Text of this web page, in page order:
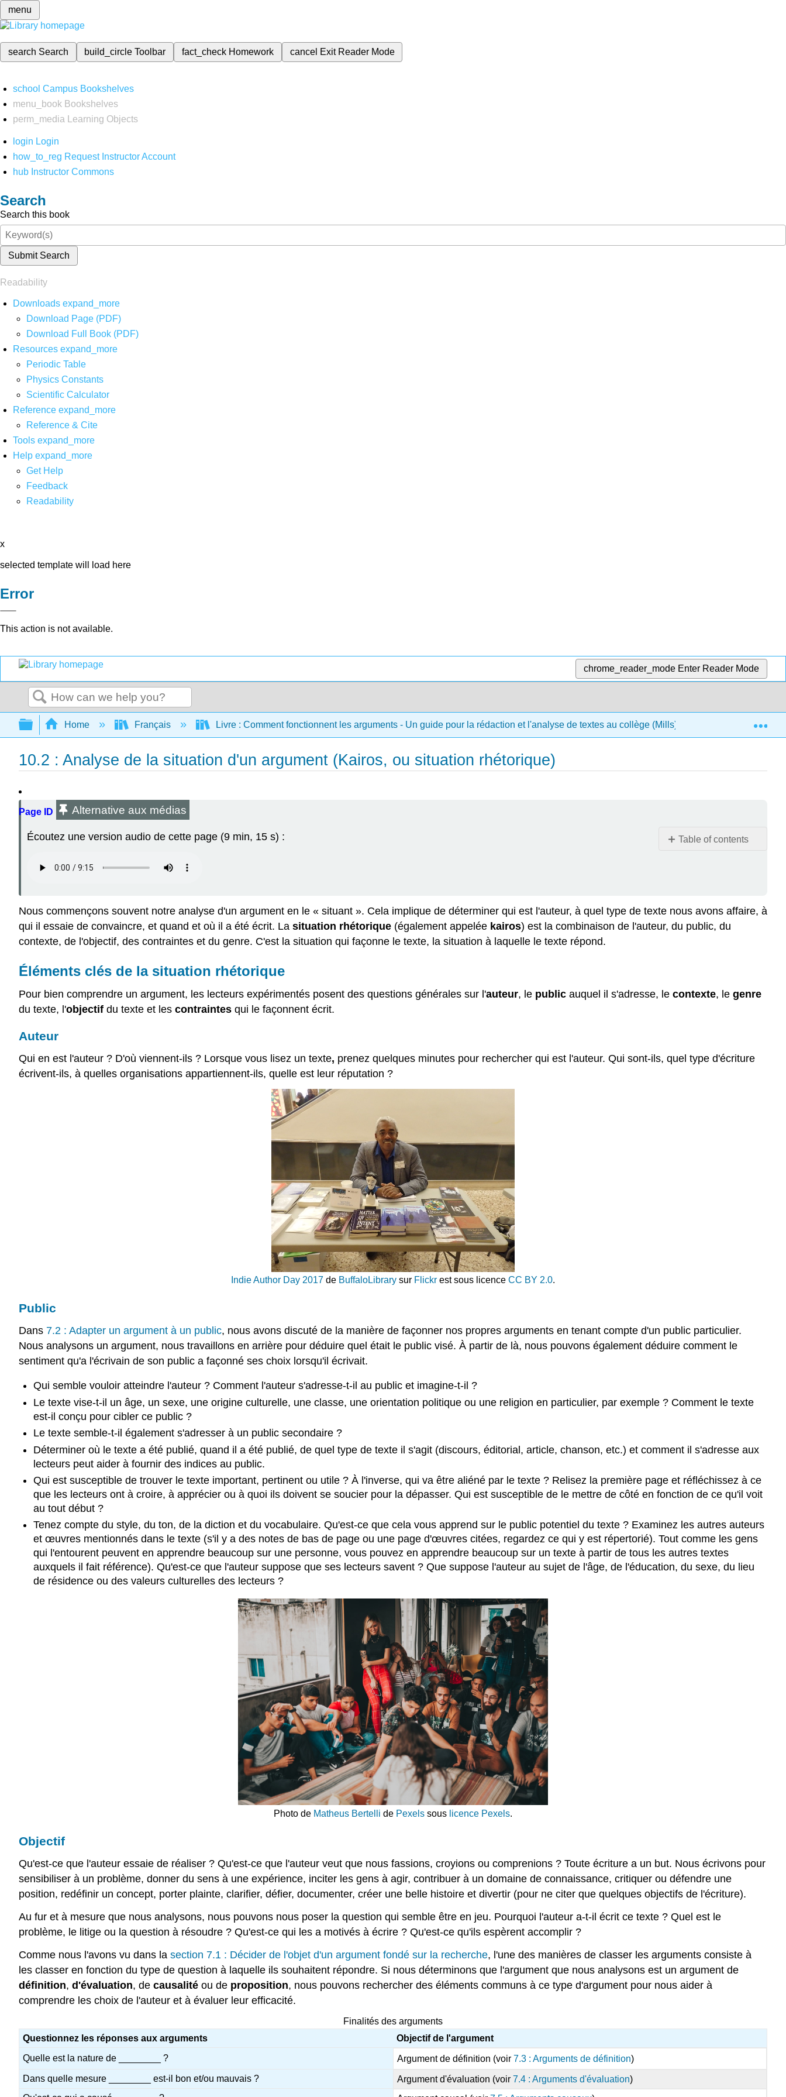
menu
search Search build_circleToolbar fact_check Homework cancel Exit Reader Mode
school Campus Bookshelves
menu_book Bookshelves
perm_media
Learning Objects
login Login
how_to_reg Request Instructor Account
hub Instructor Commons
Search
Search this book
Submit Search
Readability
Downloads expand_more
Download Page (PDF)
Download Full Book (PDF)
Resources expand_more
Periodic Table
Physics Constants
Scientific Calculator
Reference expand_more
Reference & Cite
Tools expand_more
Help expand_more
Get Help
Feedback
Readability
x
selected template will load here
Error
This action is not available.
chrome_reader_mode Enter Reader Mode
Search
Expand/collapse global hierarchy
Home Français Livre : Comment fonctionnent les arguments - Un guide pour la rédaction et l'analyse de textes au collège (Mills) 10 : Écrire
10.2 : Analyse de la situation d'un argument (Kairos, ou situation rhétorique)
Page ID
Table of contents
clés
de
Public
Attribution
Alternative aux médias
Écoutez une version audio de cette page (9 min, 15 s) :
Nous commençons souvent notre analyse d'un argument en le « situant ». Cela implique de déterminer qui est l'auteur, à quel type de texte nous avons affaire, à
qui il essaie de convaincre, et quand et où il a été écrit. La situation rhétorique (également appelée kairos) est la combinaison de l'auteur, du public, du
contexte, de l'objectif, des contraintes et du genre. C'est la situation qui façonne le texte, la situation à laquelle le texte répond.
Éléments clés de la situation rhétorique
Pour bien comprendre un argument, les lecteurs expérimentés posent des questions générales sur l'auteur, le public auquel il s'adresse, le contexte, le genre
du texte, l'objectif du texte et les contraintes qui le façonnent écrit.
Auteur
Qui en est l'auteur ? D'où viennent-ils ? Lorsque vous lisez un texte, prenez quelques minutes pour rechercher qui est l'auteur. Qui sont-ils, quel type d'écriture
écrivent-ils, à quelles organisations appartiennent-ils, quelle est leur réputation ?
Indie Author Day 2017 de BuffaloLibrary sur Flickr est sous licence CC BY 2.0.
Public
Dans 7.2 : Adapter un argument à un public, nous avons discuté de la manière de façonner nos propres arguments en tenant compte d'un public particulier.
Nous analysons un argument, nous travaillons en arrière pour déduire quel était le public visé. À partir de là, nous pouvons également déduire comment le
sentiment qu'a l'écrivain de son public a façonné ses choix lorsqu'il écrivait.
Qui semble vouloir atteindre l'auteur ? Comment l'auteur s'adresse-t-il au public et imagine-t-il ?
Le texte vise-t-il un âge, un sexe, une origine culturelle, une classe, une orientation politique ou une religion en particulier, par exemple ? Comment le texte
est-il conçu pour cibler ce public ?
Le texte semble-t-il également s'adresser à un public secondaire ?
Déterminer où le texte a été publié, quand il a été publié, de quel type de texte il s'agit (discours, éditorial, article, chanson, etc.) et comment il s'adresse aux
lecteurs peut aider à fournir des indices au public.
Qui est susceptible de trouver le texte important, pertinent ou utile ? À l'inverse, qui va être aliéné par le texte ? Relisez la première page et réfléchissez à ce
que les lecteurs ont à croire, à apprécier ou à quoi ils doivent se soucier pour la dépasser. Qui est susceptible de le mettre de côté en fonction de ce qu'il voit
au tout début ?
Tenez compte du style, du ton, de la diction et du vocabulaire. Qu'est-ce que cela vous apprend sur le public potentiel du texte ? Examinez les autres auteurs
et œuvres mentionnés dans le texte (s'il y a des notes de bas de page ou une page d'œuvres citées, regardez ce qui y est répertorié). Tout comme les gens
qui l'entourent peuvent en apprendre beaucoup sur une personne, vous pouvez en apprendre beaucoup sur un texte à partir de tous les autres textes
auxquels il fait référence). Qu'est-ce que l'auteur suppose que ses lecteurs savent ? Que suppose l'auteur au sujet de l'âge, de l'éducation, du sexe, du lieu
de résidence ou des valeurs culturelles des lecteurs ?
Photo de Matheus Bertelli de Pexels sous licence Pexels.
Objectif
Qu'est-ce que l'auteur essaie de réaliser ? Qu'est-ce que l'auteur veut que nous fassions, croyions ou comprenions ? Toute écriture a un but. Nous écrivons pour
sensibiliser à un problème, donner du sens à une expérience, inciter les gens à agir, contribuer à un domaine de connaissance, critiquer ou défendre une
position, redéfinir un concept, porter plainte, clarifier, défier, documenter, créer une belle histoire et divertir (pour ne citer que quelques objectifs de l'écriture).
Au fur et à mesure que nous analysons, nous pouvons nous poser la question qui semble être en jeu. Pourquoi l'auteur a-t-il écrit ce texte ? Quel est le
problème, le litige ou la question à résoudre ? Qu'est-ce qui les a motivés à écrire ? Qu'est-ce qu'ils espèrent accomplir ?
Comme nous l'avons vu dans la section 7.1 : Décider de l'objet d'un argument fondé sur la recherche, l'une des manières de classer les arguments consiste à
les classer en fonction du type de question à laquelle ils souhaitent répondre. Si nous déterminons que l'argument que nous analysons est un argument de
définition, d'évaluation, de causalité ou de proposition, nous pouvons rechercher des éléments communs à ce type d'argument pour nous aider à
comprendre les choix de l'auteur et à évaluer leur efficacité.
Finalités des arguments
Questionnez les réponses aux arguments
Objectif de l'argument
Quelle est la nature de ________ ?
Argument de définition (voir7.3 : Arguments de définition)
Dans quelle mesure ________ est-il bon et/ou mauvais ?
Argument d'évaluation (voir7.4 : Arguments d'évaluation)